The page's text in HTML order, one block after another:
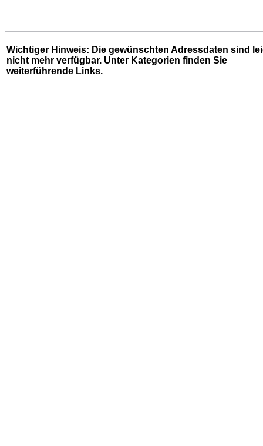
Wichtiger Hinweis: Die gewünschten Adressdaten sind
nicht mehr verfügbar. Unter Kategorien finden Sie
weiterführende Links.